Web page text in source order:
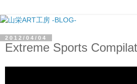
2012/04/04
Extreme Sports